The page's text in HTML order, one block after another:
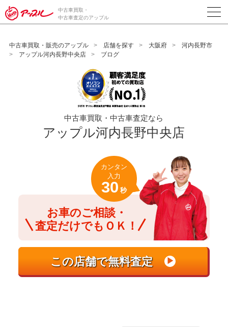
/*ABテスト_新規査定フォームの為のCVボタン*/
中古車買取・
中古車査定のアップル
中古車買取・販売のアップル 店舗を探す 大阪府
河内長野市
アップル河内長野中央店
ブログ
中古車買取・中古車査定なら
アップル河内長野中央店
お車のご相談・
査定だけでもＯＫ！
カンタン
入力
30 秒